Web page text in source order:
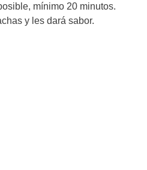
mínimo 20 minutos.
y les dará sabor.